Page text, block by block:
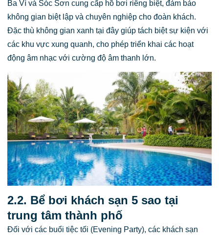
Ba Vì và Sóc Sơn cung cấp hồ bơi riêng biệt, đảm bảo
không gian biệt lập và chuyên nghiệp cho đoàn khách.
Đặc thù không gian xanh tại đây giúp tách biệt sự kiện với
các khu vực xung quanh, cho phép triển khai các hoạt
động âm nhạc với cường độ âm thanh lớn.
2.2. Bể bơi khách sạn 5 sao tại
trung tâm thành phố
Đối với các buổi tiệc tối (Evening Party), các khách sạn